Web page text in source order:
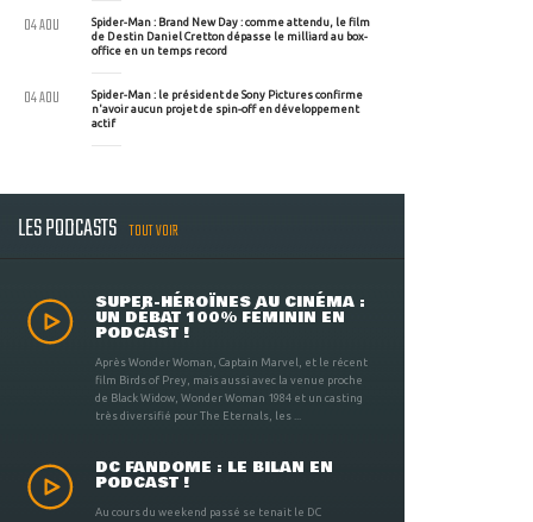
Spider-Man : Brand New Day : comme attendu, le film
de Destin Daniel Cretton dépasse le milliard au box-
office en un temps record
04 AOU
Spider-Man : le président de Sony Pictures confirme
n'avoir aucun projet de spin-off en développement
actif
04 AOU
LES PODCASTS TOUT VOIR
SUPER-HÉROÏNES AU CINÉMA :
UN DÉBAT 100% FÉMININ EN
PODCAST !
Après Wonder Woman, Captain Marvel, et le récent
film Birds of Prey, mais aussi avec la venue proche
de Black Widow, Wonder Woman 1984 et un casting
très diversifié pour The Eternals, les ...
DC FANDOME : LE BILAN EN
PODCAST !
Au cours du weekend passé se tenait le DC